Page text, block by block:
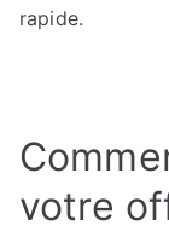
rapide.
votre